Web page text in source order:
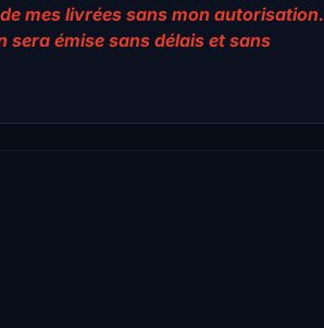
mes livrées sans mon autorisation.
émise sans délais et sans